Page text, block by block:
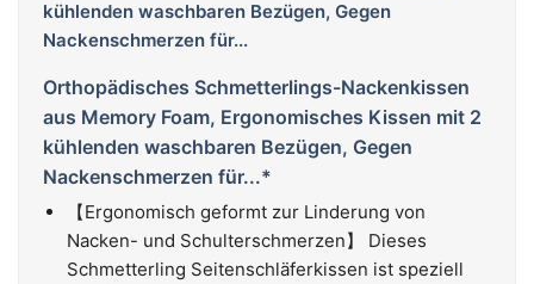
Orthopädisches Schmetterlings-Nackenkissen
aus Memory Foam, Ergonomisches Kissen mit 2
kühlenden waschbaren Bezügen, Gegen
Nackenschmerzen für...*
【Ergonomisch geformt zur Linderung von
Nacken- und Schulterschmerzen】 Dieses
Schmetterling Seitenschläferkissen ist speziell